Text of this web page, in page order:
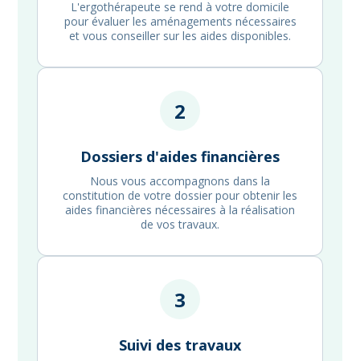
L'ergothérapeute se rend à votre domicile
pour évaluer les aménagements nécessaires
et vous conseiller sur les aides disponibles.
2
Dossiers d'aides financières
Nous vous accompagnons dans la
constitution de votre dossier pour obtenir les
aides financières nécessaires à la réalisation
de vos travaux.
3
Suivi des travaux